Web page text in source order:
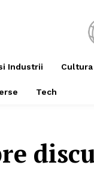
Industrii
Tech